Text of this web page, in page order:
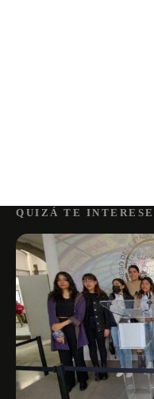
QUIZÁ TE INTERESE